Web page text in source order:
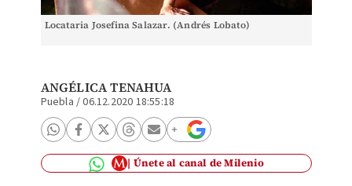
Locataria Josefina Salazar. (Andrés Lobato)
ANGÉLICA TENAHUA
Puebla /06.12.2020 18:55:18
Únete al canal de Milenio